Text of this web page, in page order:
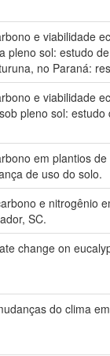
e viabilidade
pleno sol: estudo
no Paraná:
e viabilidade
pleno sol:
em plantios
de uso do solo.
e nitrogênio
SC.
change on
do clima